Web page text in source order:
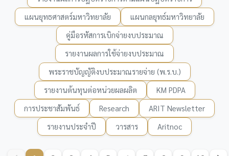
แผนยุทธศาสตร์มหาวิทยาลัย
แผนกลยุทธ์มหาวิทยาลัย
คู่มือรหัสการเบิกจ่ายงบประมาณ
รายงานผลการใช้จ่ายงบประมาณ
พระราชบัญญัติงบประมาณรายจ่าย (พ.ร.บ.)
รายงานต้นทุนต่อหน่วยผลผลิต
KM PDPA
การประชาสัมพันธ์
Research
ARIT Newsletter
รายงานประจำปี
วารสาร Aritnoc